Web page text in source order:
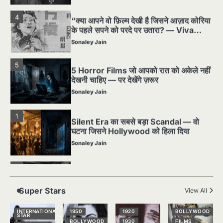
4
के पहले सपने को परदे पर उतारा? — Viva
Freedom! (1946) रिव्यू”
Sonaley Jain
5
5 Horror Films जो आपको रात को अकेले नहीं
देखनी चाहिए — पर देखेंगे ज़रूर
Sonaley Jain
1
Silent Era का सबसे बड़ा Scandal — वो
घटना जिसने Hollywood को हिला दिया
Sonaley Jain
2
पसीने और खून से लिखी गई मूक सिनेमा की कहानी:
3
जब एक बादशाह को भीड़ में खड़ा होना पड़ा —
Super Stars View All
INTERNATIONAL
STAR
1950
BOLLYWOOD
1920
1930
BOLLYWOOD
FILMS